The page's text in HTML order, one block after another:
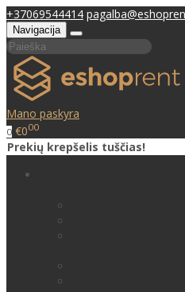
+37069544414
Navigacija
Mano paskyra
0 €000
Prekių krepšelis tuščias!